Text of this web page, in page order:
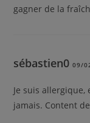
gagner de la
sébastien009/
Je suis
jamais. Content